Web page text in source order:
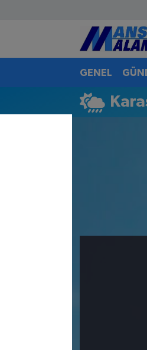
GENEL
Antalya Nöbetçi
Antalya Hava Durumu
Antalya Namaz Vakitleri